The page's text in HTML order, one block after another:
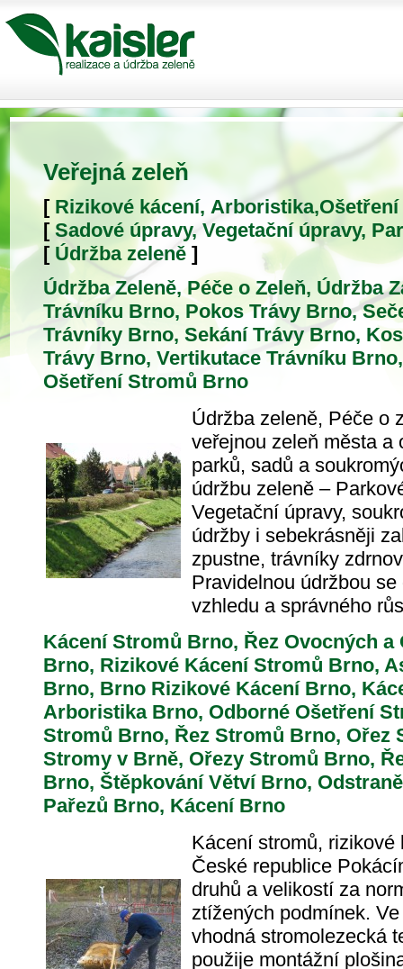
Veřejná zeleň
[ Rizikové kácení,
[ Sadové úpravy, Vegetační úpravy,
[ Údržba zeleně]
Údržba Zeleně, Péče o Zeleň, Údržba
Trávníku Brno, Pokos Trávy Brno,
Trávníky Brno, Sekání Trávy Brno,
Trávy Brno, Vertikutace Trávníku
Ošetření Stromů Brno
Údržba zeleně, Péče o
veřejnou zeleň města a
parků, sadů a
údržbu zeleně –
Vegetační úpravy,
údržby i sebekrásněji
zpustne, trávníky
Pravidelnou údržbou
vzhledu a správného
Kácení Stromů Brno, Řez Ovocných
Brno, Rizikové Kácení Stromů Brno,
Brno, Brno Rizikové Kácení Brno,
Arboristika Brno, Odborné Ošetření
Stromů Brno, Řez Stromů Brno, Ořez
Stromy v Brně, Ořezy Stromů Brno,
Brno, Štěpkování Větví Brno,
Pařezů Brno, Kácení Brno
Kácení stromů,
České republice
druhů a velikostí za
ztížených podmínek.
vhodná stromolezecká
použije montážní